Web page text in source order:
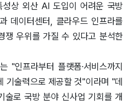
성상 외산 AI 도입이 어려운 국방
데이터센터, 클라우드 인프라를
쟁 우위를 가질 수 있다고 분석한
"인프라부터 플랫폼·서비스까지
기술력으로 제공할 것"이라며 "데
술로 국방 분야 신사업 기회를 개